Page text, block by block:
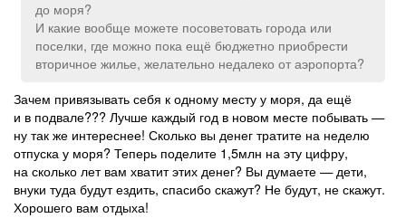
до моря?
И какие вообще можете посоветовать города или
поселки, где можно пока ещё бюджетно приобрести
вторичное жилье, желательно недалеко от аэропорта?
Зачем привязывать себя к одному месту у моря, да ещё
и в подвале??? Лучше каждый год в новом месте побывать —
ну так же интереснее! Сколько вы денег тратите на неделю
отпуска у моря? Теперь поделите 1,5млн на эту цифру,
на сколько лет вам хватит этих денег? Вы думаете — дети,
внуки туда будут ездить, спасибо скажут? Не будут, не скажут.
Хорошего вам отдыха!